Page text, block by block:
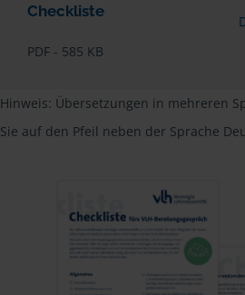
Checkliste
PDF - 585 KB
Hinweis: Übersetzungen in mehreren
Sie auf den Pfeil neben der Sprache